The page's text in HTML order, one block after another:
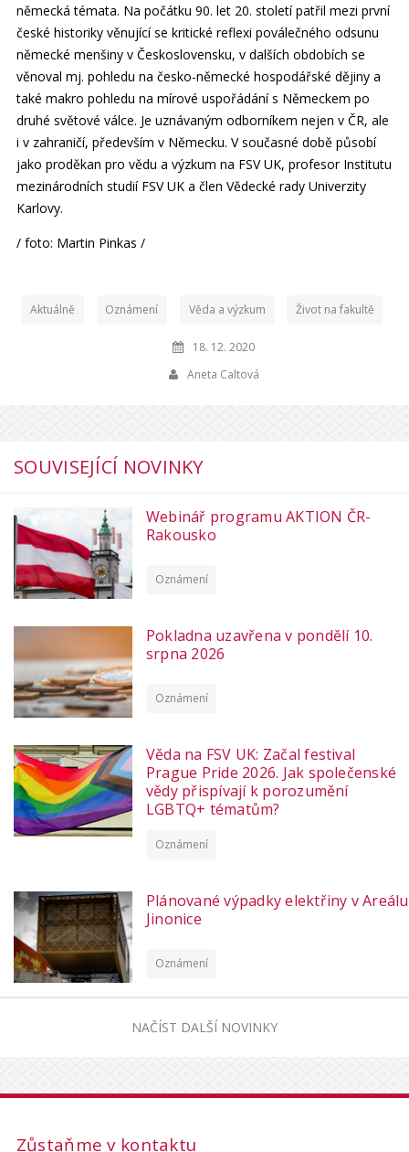
německá témata. Na počátku 90. let 20. století patřil mezi první
české historiky věnující se kritické reflexi poválečného odsunu
německé menšiny v Československu, v dalších obdobích se
věnoval mj. pohledu na česko-německé hospodářské dějiny a
také makro pohledu na mírové uspořádání s Německem po
druhé světové válce. Je uznávaným odborníkem nejen v ČR, ale
i v zahraničí, především v Německu. V současné době působí
jako proděkan pro vědu a výzkum na FSV UK, profesor Institutu
mezinárodních studií FSV UK a člen Vědecké rady Univerzity
Karlovy.
/ foto: Martin Pinkas /
Aktuálně Oznámení Věda a výzkum Život na fakultě
18. 12. 2020
Aneta Caltová
SOUVISEJÍCÍ NOVINKY
Webinář programu AKTION ČR-
Rakousko
Oznámení
Pokladna uzavřena v pondělí 10.
srpna 2026
Oznámení
Věda na FSV UK: Začal festival
Prague Pride 2026. Jak společenské
vědy přispívají k porozumění
LGBTQ+ tématům?
Oznámení
Plánované výpadky elektřiny v Areálu
Jinonice
Oznámení
NAČÍST DALŠÍ NOVINKY
Zůstaňme v kontaktu